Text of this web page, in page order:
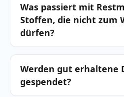
Was passiert mit
Stoffen, die nicht zum
dürfen?
Werden gut erhaltene
gespendet?